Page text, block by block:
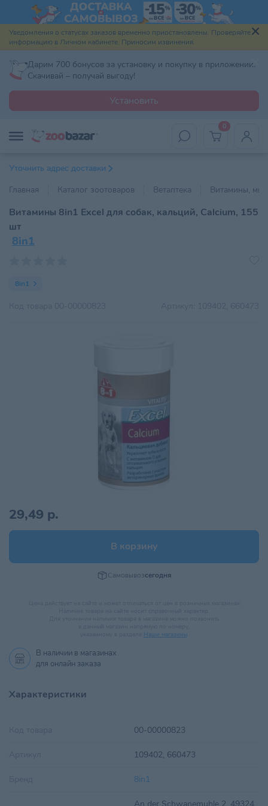
Уведомления о статусах заказов временно приостановлены. Проверяйте
информацию в Личном кабинете. Приносим извинения.
Дарим 700 бонусов за установку и покупку в приложении.
Скачивай – получай выгоду!
Установить
0
Уточнить адрес доставки
Главная
Каталог зоотоваров Ветаптека Витамины,
Витамины 8in1 Excel для собак, кальций, Calcium, 155
шт
8in1
8in1
29,49 р.
В корзину
Самовывозсегодня
Наши магазины.
В наличии в магазинах
для онлайн заказа
Характеристики
00-00000823
109402, 660473
8in1